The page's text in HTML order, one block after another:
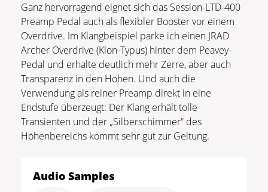
Ganz hervorragend eignet sich das Session-LTD-400
Preamp Pedal auch als flexibler Booster vor einem
Overdrive. Im Klangbeispiel parke ich einen JRAD
Archer Overdrive (Klon-Typus) hinter dem Peavey-
Pedal und erhalte deutlich mehr Zerre, aber auch
Transparenz in den Höhen. Und auch die
Verwendung als reiner Preamp direkt in eine
Endstufe überzeugt: Der Klang erhält tolle
Transienten und der „Silberschimmer“ des
Höhenbereichs kommt sehr gut zur Geltung.
Audio Samples